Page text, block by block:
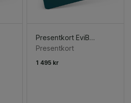
Presentkort EviBody Standard
Presentkort
1 495 kr